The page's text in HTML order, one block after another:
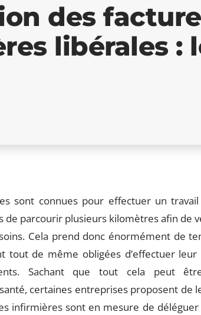
des
libérales :
sont connues pour effectuer un
de parcourir plusieurs kilomètres afin de
Cela prend donc énormément de
tout de même obligées d’effectuer
Sachant que tout cela peut
certaines entreprises proposent de
infirmières sont en mesure de